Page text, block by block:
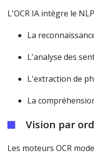
L'OCR IA intègre le
La
L'analyse des
L'extraction de
La
Vision par
Les moteurs OCR